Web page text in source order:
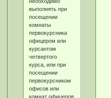
выполнять при
посещении
комнаты
первокурсника
офицером или
курсантом
четвертого
курса, или при
посещении
первокурсником
офисов или
комнат офицеров